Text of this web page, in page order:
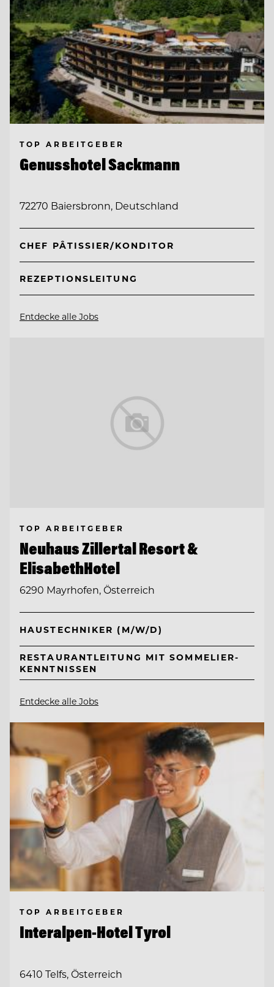
TOP ARBEITGEBER
Genusshotel Sackmann
72270 Baiersbronn, Deutschland
CHEF PÂTISSIER/KONDITOR
REZEPTIONSLEITUNG
Entdecke alle Jobs
TOP ARBEITGEBER
Neuhaus Zillertal Resort &
ElisabethHotel
6290 Mayrhofen, Österreich
HAUSTECHNIKER (M/W/D)
RESTAURANTLEITUNG MIT SOMMELIER-
KENNTNISSEN
Entdecke alle Jobs
TOP ARBEITGEBER
Interalpen-Hotel Tyrol
6410 Telfs, Österreich